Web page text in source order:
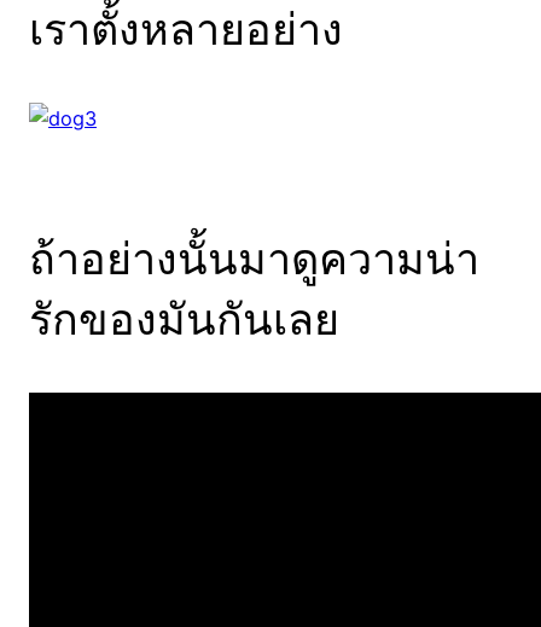
เราตั้งหลายอย่าง
ถ้าอย่างนั้นมาดูความน่า
รักของมันกันเลย